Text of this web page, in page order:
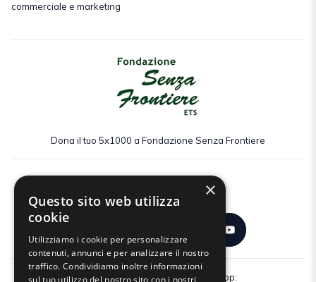
commerciale e marketing
Dona il tuo 5x1000 a Fondazione Senza Frontiere
Scarica gratuitamente la nostra app:
×
Questo sito web utilizza
cookie
Utilizziamo i cookie per personalizzare
contenuti, annunci e per analizzare il nostro
traffico. Condividiamo inoltre informazioni
sul tuo utilizzo del nostro sito con i nostri